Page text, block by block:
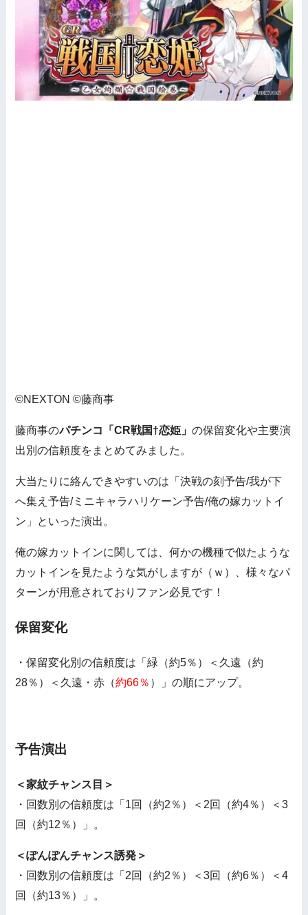
©NEXTON ©藤商事
藤商事のパチンコ「CR戦国†恋姫」の保留変化や主要演
出別の信頼度をまとめてみました。
大当たりに絡んできやすいのは「決戦の刻予告/我が下
へ集え予告/ミニキャラハリケーン予告/俺の嫁カットイ
ン」といった演出。
俺の嫁カットインに関しては、何かの機種で似たような
カットインを見たような気がしますが（ｗ）、様々なパ
ターンが用意されておりファン必見です！
保留変化
・保留変化別の信頼度は「緑（約5％）＜久遠（約
28％）＜久遠・赤（約66％ ）」の順にアップ。
予告演出
＜家紋チャンス目＞
・回数別の信頼度は「1回（約2％）＜2回（約4％）＜3
回（約12％）」。
＜ぽんぽんチャンス誘発＞
・回数別の信頼度は「2回（約2％）＜3回（約6％）＜4
回（約13％）」。